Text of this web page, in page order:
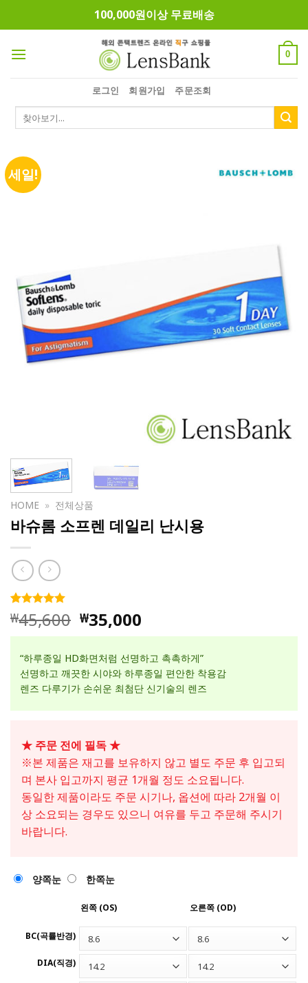
100,000원이상 무료배송
0
로그인 회원가입 주문조회
색:
세일!
HOME » 전체상품
바슈롬 소프렌 데일리 난시용
4.99 개의
고객 평가
를 기준으
점에
138
점으
로 평가됨
₩45,600 ₩35,000
“하루종일 HD화면처럼 선명하고 촉촉하게”
선명하고 깨끗한 시야와 하루종일 편안한 착용감
렌즈 다루기가 손쉬운 최첨단 신기술의 렌즈
★ 주문 전에 필독 ★
※본 제품은 재고를 보유하지 않고 별도 주문 후 입고되
며 본사 입고까지 평균 1개월 정도 소요됩니다.
동일한 제품이라도 주문 시기나, 옵션에 따라 2개월 이
상 소요되는 경우도 있으니 여유를 두고 주문해 주시기
바랍니다.
양쪽눈 한쪽눈
BC(곡률반경)
DIA(직경)
왼쪽 (OS)
8.6
14.2
오른쪽 (OD)
8.6
14.2